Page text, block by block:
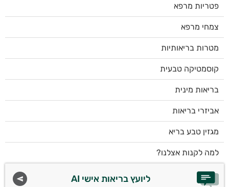
פטריות מרפא
צמחי מרפא
מטרות בריאותיות
קוסמטיקה טבעית
בריאות מינית
אביזרי בריאות
מגזין טבע בריא
למה לקנות אצלנו?
ליועץ בריאות אישי AI